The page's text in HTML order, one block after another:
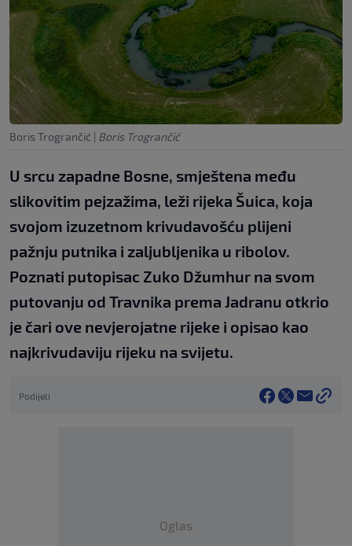
Boris Trogrančić | Boris Trogrančić
U srcu zapadne Bosne, smještena među
slikovitim pejzažima, leži rijeka Šuica, koja
svojom izuzetnom krivudavošću plijeni
pažnju putnika i zaljubljenika u ribolov.
Poznati putopisac Zuko Džumhur na svom
putovanju od Travnika prema Jadranu otkrio
je čari ove nevjerojatne rijeke i opisao kao
najkrivudaviju rijeku na svijetu.
Podijeli
Oglas